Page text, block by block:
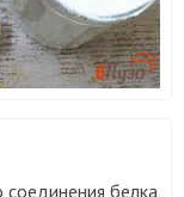
белка